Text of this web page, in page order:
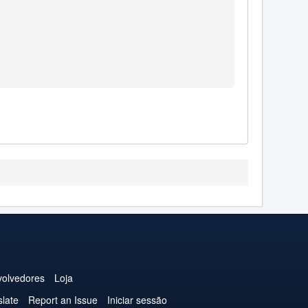
Loja
Report an Issue Iniciar sessão